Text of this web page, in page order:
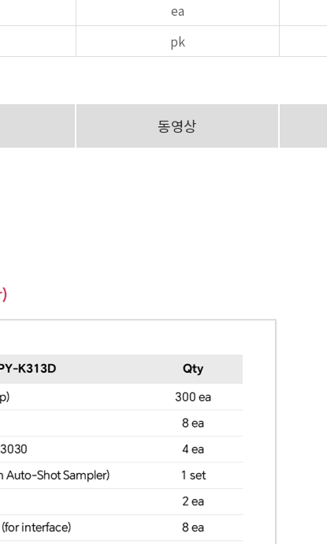
ea
pk
동영상